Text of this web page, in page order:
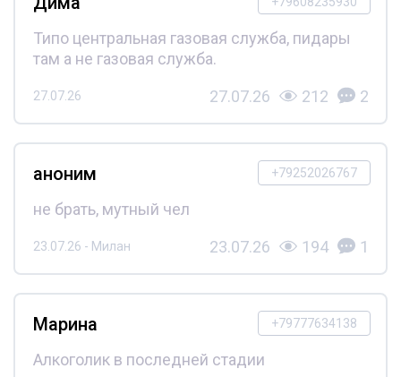
Типо центральная газовая служба, пидары
там а не газовая служба.
27.07.26 27.07.26 212 2
+79252026767
аноним
не брать, мутный чел
23.07.26 - Милан 23.07.26 194 1
+79777634138
Марина
Алкоголик в последней стадии